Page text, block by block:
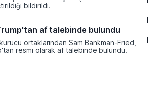
bildirildi.
af talebinde bulundu
ortaklarından Sam Bankman-Fried,
resmi olarak af talebinde bulundu.